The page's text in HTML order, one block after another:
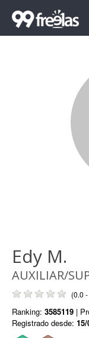
Edy M.
AUXILIAR/
(0.0
Ranking: 3585119 |
Registrado desde: